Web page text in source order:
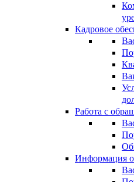
Кадровое
Работа с
Информация о